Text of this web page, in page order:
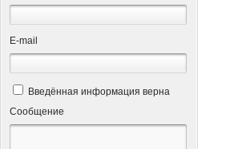
Е-mail
Введённая информация верна
Сообщение